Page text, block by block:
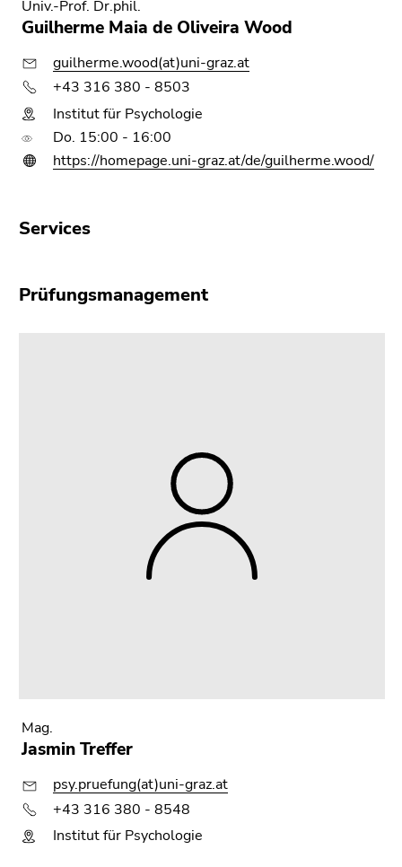
Univ.-Prof. Dr.phil.
Guilherme Maia de Oliveira Wood
guilherme.wood(at)uni-graz.at
+43 316 380 - 8503
Institut für Psychologie
Do. 15:00 - 16:00
https://homepage.uni-graz.at/de/guilherme.wood/
Services
Prüfungsmanagement
Mag.
Jasmin Treffer
psy.pruefung(at)uni-graz.at
+43 316 380 - 8548
Institut für Psychologie